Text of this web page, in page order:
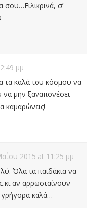
σ’
μμ
καλά του κόσμου να
να μην ξαναπονέσει
καμαρώνεις!
2015 at 11:25 μμ
Όλα τα παιδάκια να
αν αρρωσταίνουν
γρήγορα καλά…